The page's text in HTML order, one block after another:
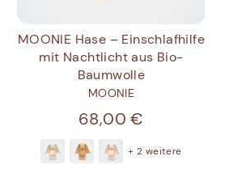
MOONIE Hase – Einschlafhilfe
mit Nachtlicht aus Bio-
Baumwolle
MOONIE
68,00 €
+ 2 weitere